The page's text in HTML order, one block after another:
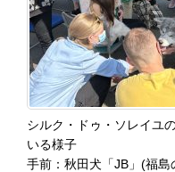
シルク・ドゥ・ソレイユ
いる様子
手前：秋田犬「JB」(福